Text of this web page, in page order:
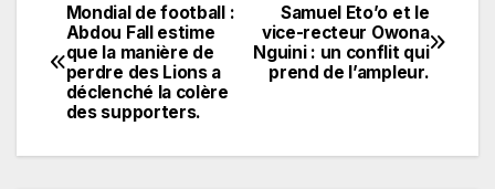
Navigation
de
l’article
Samuel Eto’o et le
vice-recteur Owona
Nguini : un conflit qui
prend de l’ampleur.
Mondial de football :
Abdou Fall estime
que la manière de
perdre des Lions a
déclenché la colère
des supporters.